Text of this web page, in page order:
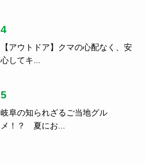
4
【アウトドア】クマの心配なく、安
心してキ...
5
岐阜の知られざるご当地グル
メ！？ 夏にお...